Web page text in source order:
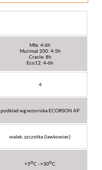
Mfa: 4-6h
Murimal 200: 4-5h
Cracle: 8h
Eco12: 4-6h
4
podklad wg wzornika ECORSON AP
walek, szczotka (lawkowiec)
+5oC - +30oC